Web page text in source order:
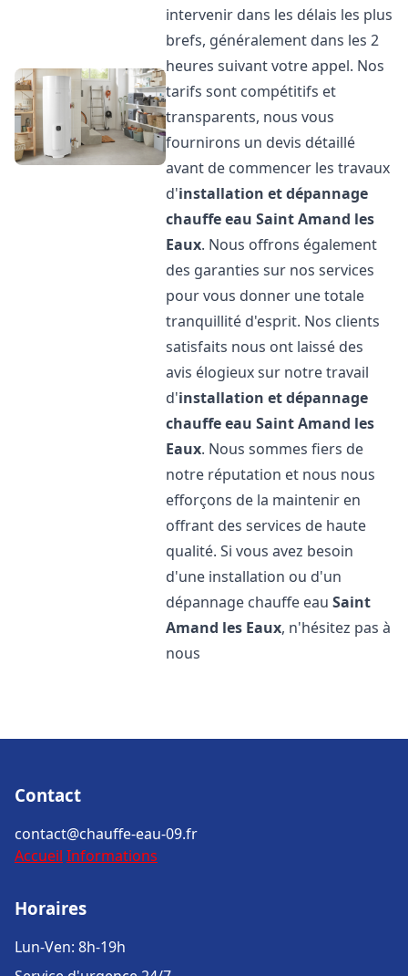
intervenir dans les délais les plus
brefs, généralement dans les 2
heures suivant votre appel. Nos
tarifs sont compétitifs et
transparents, nous vous
fournirons un devis détaillé
avant de commencer les travaux
d'installation et dépannage
chauffe eau Saint Amand les
Eaux. Nous offrons également
des garanties sur nos services
pour vous donner une totale
tranquillité d'esprit. Nos clients
satisfaits nous ont laissé des
avis élogieux sur notre travail
d'installation et dépannage
chauffe eau Saint Amand les
Eaux. Nous sommes fiers de
notre réputation et nous nous
efforçons de la maintenir en
offrant des services de haute
qualité. Si vous avez besoin
d'une installation ou d'un
dépannage chauffe eauSaint
Amand les Eaux, n'hésitez pas à
nous
Contact
contact@chauffe-eau-09.fr
Accueil Informations
Horaires
Lun-Ven: 8h-19h